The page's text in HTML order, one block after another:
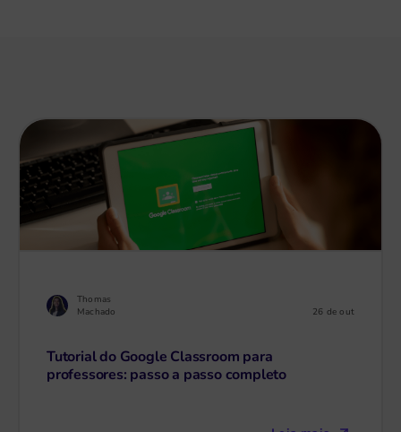
Thomas
Machado
26 de out
Tutorial do Google Classroom para
professores: passo a passo completo